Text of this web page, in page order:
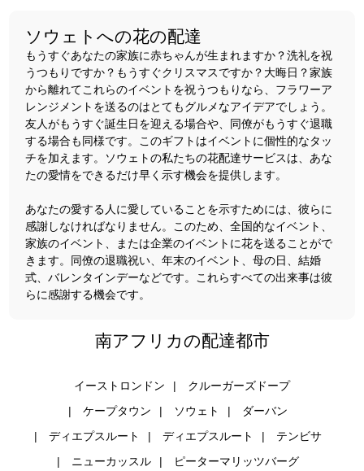
ソウェトへの花の配達
もうすぐあなたの家族に赤ちゃんが生まれますか？洗礼を祝
うつもりですか？もうすぐクリスマスですか？大晦日？家族
から離れてこれらのイベントを祝うつもりなら、フラワーア
レンジメントを送るのはとてもグルメなアイデアでしょう。
友人がもうすぐ誕生日を迎える場合や、同僚がもうすぐ退職
する場合も同様です。このギフトはイベントに個性的なタッ
チを加えます。ソウェトの私たちの花配達サービスは、あな
たの愛情をできるだけ早く示す機会を提供します。
あなたの愛する人に愛していることを示すためには、彼らに
感謝しなければなりません。このため、全国的なイベント、
家族のイベント、または企業のイベントに花を送ることがで
きます。同僚の退職祝い、年末のイベント、母の日、結婚
式、バレンタインデーなどです。これらすべての出来事は彼
らに感謝する機会です。
南アフリカの配達都市
イーストロンドン
クルーガーズドープ
ケープタウン
ソウェト
ダーバン
ディエプスルート
ディエプスルート
テンビサ
ニューカッスル
ピーターマリッツバーグ